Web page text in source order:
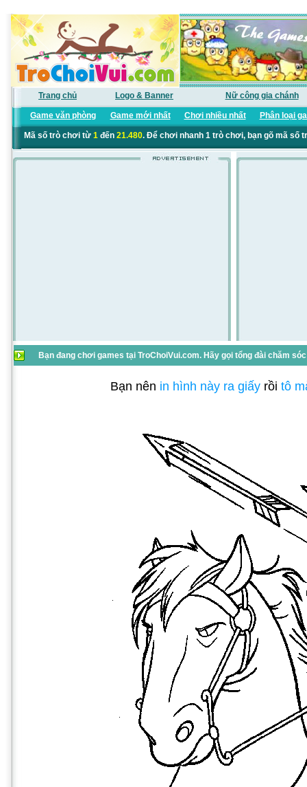
Trang chủ Logo & Banner Nữ công gia chánh
Game văn phòng Game mới nhất Chơi nhiều nhất Phân loại
Mã số trò chơi từ 1đến 21.480. Để chơi nhanh 1 trò chơi, bạn gõ mã số
Bạn đang chơi games tại TroChoiVui.com. Hãy gọi tổng đài chăm
Bạn nên in hình này ra giấyrồi tô